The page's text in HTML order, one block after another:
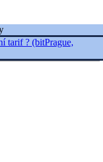
tarif ? (bitPrague,